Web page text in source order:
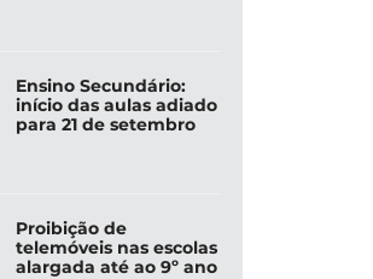
Ensino Secundário:
início das aulas adiado
para 21 de setembro
Proibição de
telemóveis nas escolas
alargada até ao 9º ano